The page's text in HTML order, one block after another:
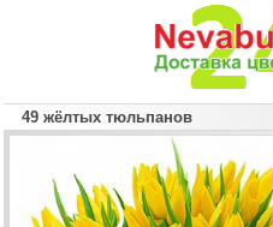
49 жёлтых тюльпанов